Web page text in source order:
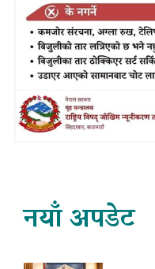
नयाँ अपडेट